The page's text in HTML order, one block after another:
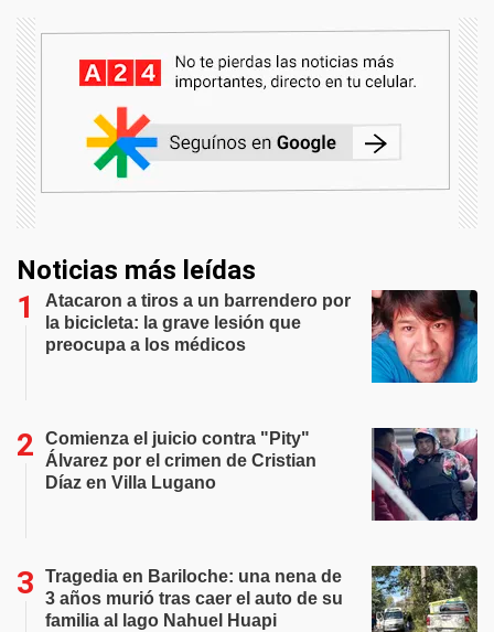
Noticias más leídas
Atacaron a tiros a un barrendero por
la bicicleta: la grave lesión que
preocupa a los médicos
Comienza el juicio contra "Pity"
Álvarez por el crimen de Cristian
Díaz en Villa Lugano
Tragedia en Bariloche: una nena de
3 años murió tras caer el auto de su
familia al lago Nahuel Huapi